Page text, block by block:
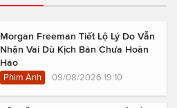
Morgan Freeman Tiết Lộ Lý Do Vẫn
Nhận Vai Dù Kịch Bản Chưa Hoàn
Hảo
Phim Ảnh 09/08/2026 19:10